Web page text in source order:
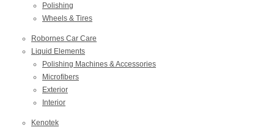
Polishing
Wheels & Tires
Robornes Car Care
Liquid Elements
Polishing Machines & Accessories
Microfibers
Exterior
Interior
Kenotek